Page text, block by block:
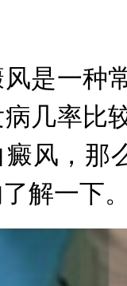
一种常
几率比
风，那
解一下。